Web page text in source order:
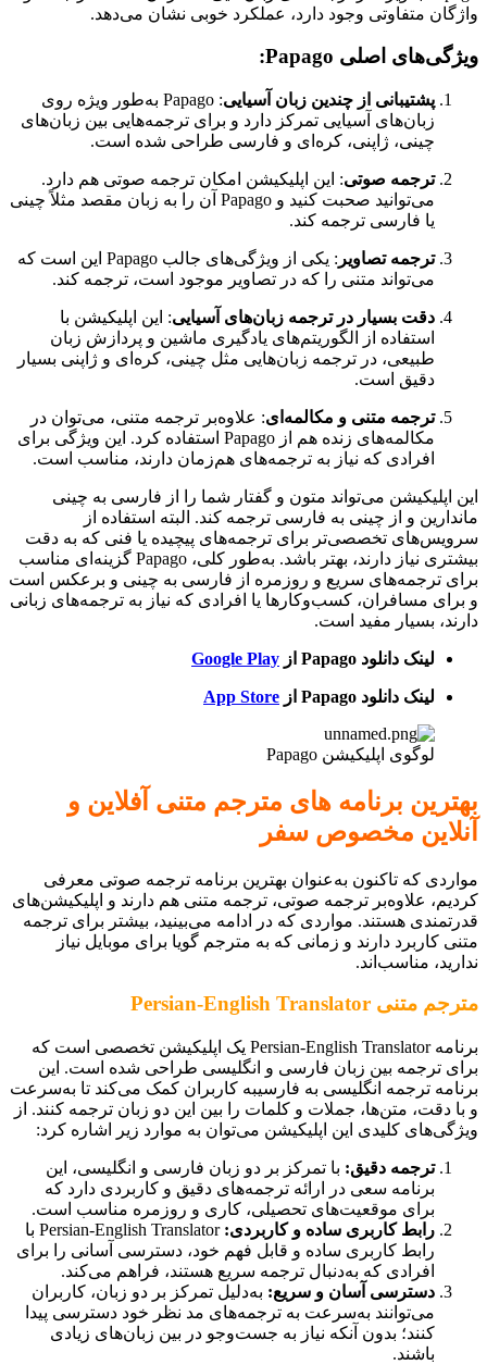
واژگان متفاوتی وجود دارد، عملکرد خوبی نشان می‌دهد.
ویژگی‌های اصلی Papago:
پشتیبانی از چندین زبان آسیایی
: Papago به‌طور ویژه روی
زبان‌های آسیایی تمرکز دارد و برای ترجمه‌هایی بین زبان‌های
چینی، ژاپنی، کره‌ای و فارسی طراحی شده است.
ترجمه صوتی: این اپلیکیشن امکان ترجمه صوتی هم دارد.
می‌توانید صحبت کنید و Papago آن را به زبان مقصد مثلاً چینی
یا فارسی ترجمه کند.
ترجمه تصاویر
: یکی از ویژگی‌های جالب Papago این است که
می‌تواند متنی را که در تصاویر موجود است، ترجمه کند.
دقت بسیار در ترجمه‌ زبان‌های آسیایی: این اپلیکیشن با
استفاده از الگوریتم‌های یادگیری ماشین و پردازش زبان
طبیعی، در ترجمه زبان‌هایی مثل چینی، کره‌ای و ژاپنی بسیار
دقیق است.
ترجمه متنی و مکالمه‌ای: علاوه‌بر ترجمه متنی، می‌توان در
مکالمه‌های زنده هم از Papago استفاده کرد. این ویژگی برای
افرادی که نیاز به ترجمه‌های هم‌زمان دارند، مناسب است.
این اپلیکیشن می‌تواند متون و گفتار شما را از فارسی به چینی
ماندارین و از چینی به فارسی ترجمه کند. البته استفاده از
سرویس‌های تخصصی‌تر برای ترجمه‌های پیچیده یا فنی که به دقت
بیشتری نیاز دارند، بهتر باشد. به‌طور کلی، Papago گزینه‌ای مناسب
برای ترجمه‌های سریع و روزمره از فارسی به چینی و برعکس است
و برای مسافران، کسب‌وکارها یا افرادی که نیاز به ترجمه‌های زبانی
دارند، بسیار مفید است.
لینک دانلود Papago از Google Play
لینک دانلود Papago از App Store
لوگوی اپلیکیشن Papago
بهترین برنامه های مترجم متنی آفلاین و
آنلاین مخصوص سفر
مواردی که تاکنون به‌عنوان بهترین برنامه ترجمه صوتی معرفی
کردیم، علاوه‌بر ترجمه صوتی، ترجمه متنی هم دارند و اپلیکیشن‌های
قدرتمندی هستند. مواردی که در ادامه می‌بینید، بیشتر برای ترجمه
متنی کاربرد دارند و زمانی که به مترجم گویا برای موبایل نیاز
ندارید، مناسب‌اند.
مترجم متنی Persian-English Translator
برنامه Persian-English Translator یک اپلیکیشن تخصصی است که
برای ترجمه بین زبان فارسی و انگلیسی طراحی شده است. این
برنامه ترجمه انگلیسی به فارسیبه کاربران کمک می‌کند تا به‌سرعت
و با دقت، متن‌ها، جملات و کلمات را بین این دو زبان ترجمه کنند. از
ویژگی‌های کلیدی این اپلیکیشن می‌توان به موارد زیر اشاره کرد:
ترجمه دقیق: با تمرکز بر دو زبان فارسی و انگلیسی، این
برنامه سعی در ارائه ترجمه‌های دقیق و کاربردی دارد که
برای موقعیت‌های تحصیلی، کاری و روزمره مناسب است.
رابط کاربری ساده و کاربردی:
Persian-English Translator با
رابط کاربری ساده و قابل فهم خود، دسترسی آسانی را برای
افرادی که به‌دنبال ترجمه سریع هستند، فراهم می‌کند.
دسترسی آسان و سریع: به‌دلیل تمرکز بر دو زبان، کاربران
می‌توانند به‌سرعت به ترجمه‌های مد نظر خود دسترسی پیدا
کنند؛ بدون آنکه نیاز به جست‌وجو در بین زبان‌های زیادی
باشند.